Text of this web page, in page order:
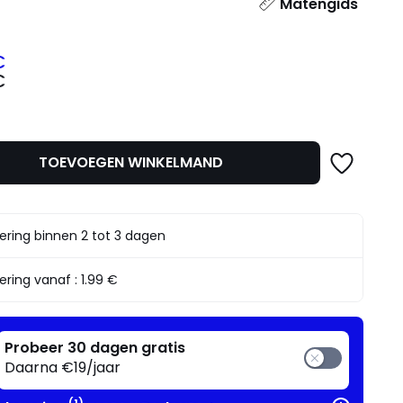
TOEVOEGEN WINKELMAND
binnen 2 tot 3 dagen
vanaf :1.99 €
Probeer 30 dagen gratis
Daarna €19/jaar